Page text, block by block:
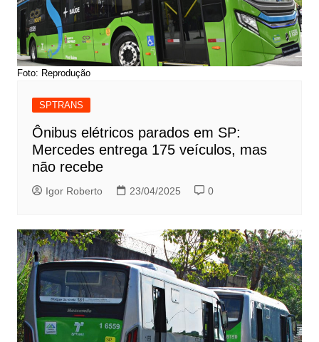
Foto: Reprodução
SPTRANS
Ônibus elétricos parados em SP:
Mercedes entrega 175 veículos, mas
não recebe
Igor Roberto 23/04/2025 0